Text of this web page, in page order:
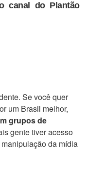
canal do Plantão
Se você quer
um Brasil melhor,
grupos de
gente tiver acesso
da mídia